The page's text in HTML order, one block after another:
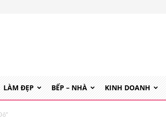
LÀM ĐẸP BẾP – NHÀ KINH DOANH